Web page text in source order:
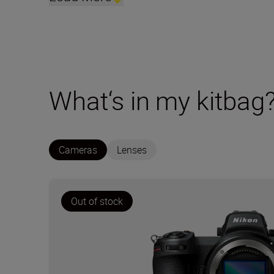
What‘s in my
Cameras Lenses
Out of stock